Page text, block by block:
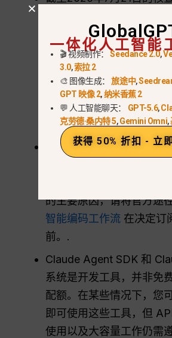
Sonnet 5的费率定为每百
每百万输出代币$15，并
前实行$2/$10的优惠定
4.8 的报价为 $5/$25，
定价为 $10/$50，
价为 $1/$5。.
在编码方面，Claude 仍
系列之一，尤其是在处理
重构或解释权衡取舍时。
的主要原因，请将官方途
智能编码工作流 在决定订
前。.
Claude Agent SDK 和
系统是开发工具，并非免
配额。在某些情况下，您
即可使用这些工具，但
使用以及大容量工作仍需
一体化人工智能
🎬 视频制作：Seedance 2.0,
3.0,索拉 2
🎨 图像生成：旅途中,
GPT 映像 2,纳米香蕉 2
💬 人工智能聊天： GPT-5.6,
克劳德·桑内特 5,Gemini Omni,
获得 50% 折扣 - 立